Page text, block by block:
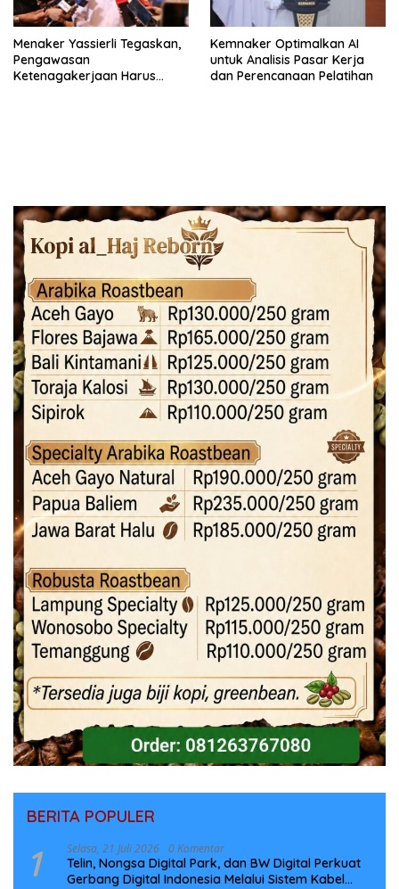
Menaker Yassierli Tegaskan,
Pengawasan
Ketenagakerjaan Harus
Kemnaker Optimalkan AI
untuk Analisis Pasar Kerja
dan Perencanaan Pelatihan
BERITA POPULER
1 Selasa, 21 Juli 2026 0 Komentar
Telin, Nongsa Digital Park, dan BW Digital Perkuat
Gerbang Digital Indonesia Melalui Sistem Kabel